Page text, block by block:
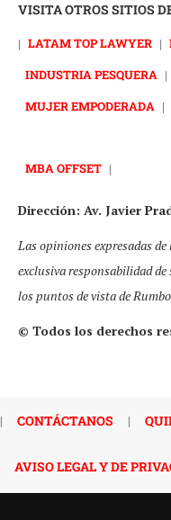
VISITA OTROS SITIOS
| LATAM TOP LAWYER |
INDUSTRIA PESQUERA |
MUJER EMPODERADA |
MBA OFFSET |
Dirección: Av. Javier
Las opiniones expresadas
exclusiva responsabilidad
los puntos de vista de
© Todos los derechos
| CONTÁCTANOS |
AVISO LEGAL Y DE